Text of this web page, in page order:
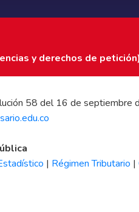
y derechos de petición)
58 del 16 de
| Régimen Tributario |